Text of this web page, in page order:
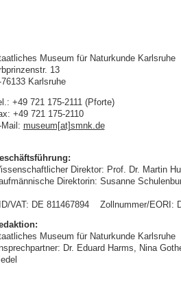
Museum für Naturkunde Karlsruhe
13
76133 Karlsruhe
+49 721 175-2111 (Pforte)
+49 721 175-2110
Mail: museum[at]smnk.de
Direktor: Prof. Dr. Martin
Direktorin: Susanne
VAT: DE 811467894 Zollnummer/EORI:
Museum für Naturkunde Karlsruhe
Dr. Eduard Harms, Nina